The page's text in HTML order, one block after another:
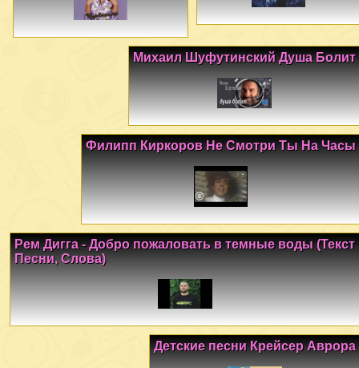
Михаил Шуфутинский Душа Болит
Филипп Киркоров Не Смотри Ты На Часы
Рем Дигга - Добро пожаловать в темные воды (Текст
Песни, Слова)
Детские песни Крейсер Аврора